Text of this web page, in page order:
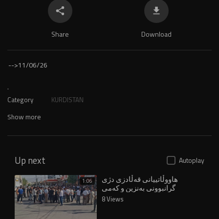
Share Download
-->11/06/26
.
Category KURDISTAN
Show more
Up next Autoplay
1:06 هاووڵاتییانی قەڵادزی دژی
گرانبوونی بەنزین و کەمی
خزمەتگوزاری گردبوونەوە
8 Views